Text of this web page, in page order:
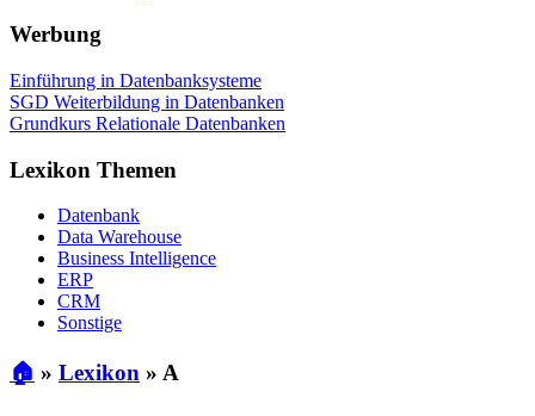
Werbung
Einführung in Datenbanksysteme
SGD Weiterbildung in Datenbanken
Grundkurs Relationale Datenbanken
Lexikon Themen
Datenbank
Data Warehouse
Business Intelligence
ERP
CRM
Sonstige
🏠 » Lexikon » A